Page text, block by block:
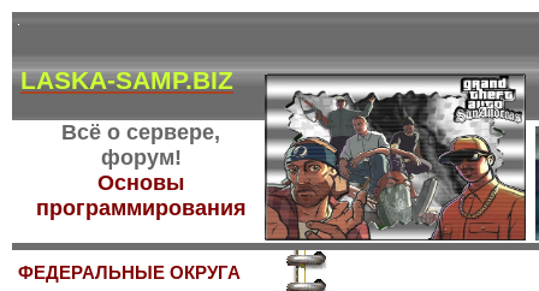
LASKA-SAMP.BIZ
Всё о сервере,
форум!
Основы
программирования
ФЕДЕРАЛЬНЫЕ ОКРУГА